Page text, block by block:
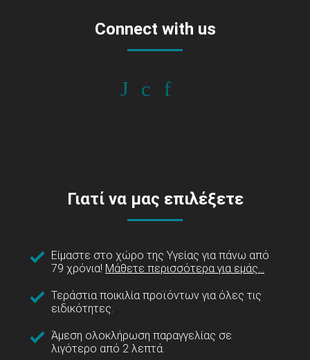
Connect with us
Γιατί να μας επιλέξετε
Είμαστε στο χώρο της Υγείας για πάνω από
79 χρόνια! Μάθετε περισσότερα για εμάς...
Τεράστια ποικιλία προϊόντων για όλες τις
ειδικότητες.
Άμεση ολοκλήρωση παραγγελίας σε
λιγότερο από 2 λεπτά.